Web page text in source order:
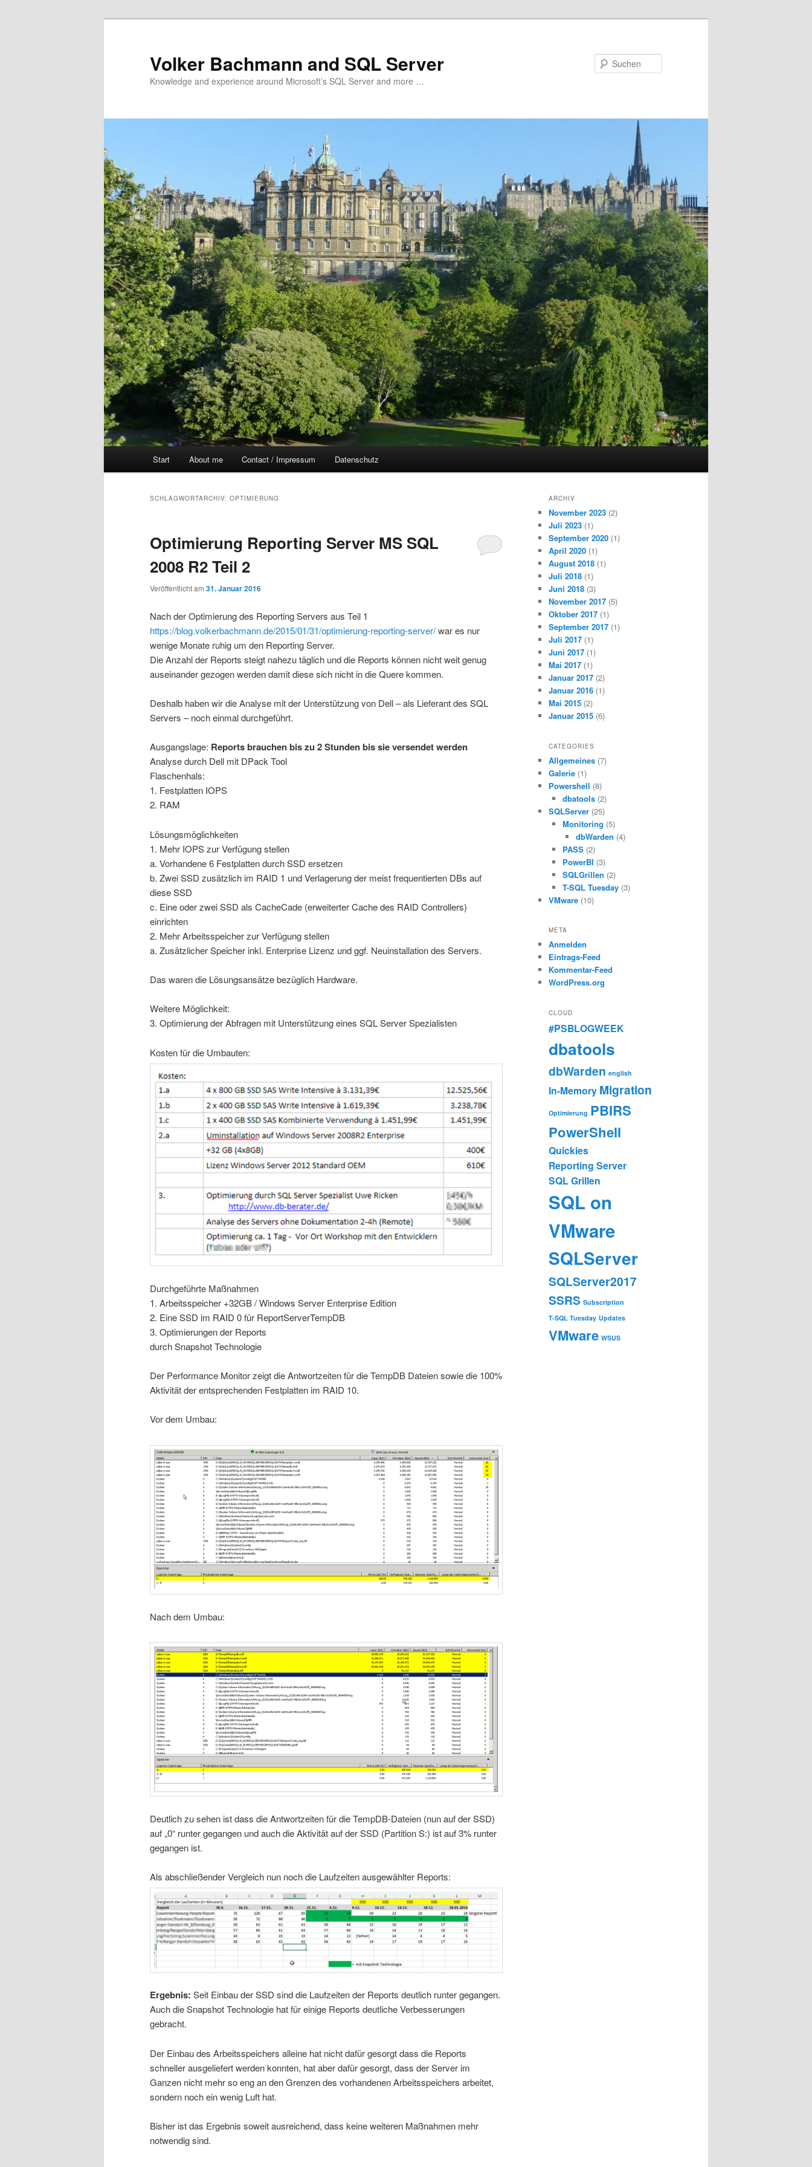
Volker Bachmann and SQL Server
Knowledge and experience around Microsoft’s SQL Server and more …
Start About me Contact / Impressum Datenschutz
SCHLAGWORTARCHIV: OPTIMIERUNG
Optimierung Reporting Server MS SQL
2008 R2 Teil 2
Veröffentlicht am 31. Januar 2016
Nach der Optimierung des Reporting Servers aus Teil 1
https://blog.volkerbachmann.de/2015/01/31/optimierung-reporting-server/war es nur
wenige Monate ruhig um den Reporting Server.
Die Anzahl der Reports steigt nahezu täglich und die Reports können nicht weit genug
auseinander gezogen werden damit diese sich nicht in die Quere kommen.
Deshalb haben wir die Analyse mit der Unterstützung von Dell – als Lieferant des SQL
Servers – noch einmal durchgeführt.
Ausgangslage: Reports brauchen bis zu 2 Stunden bis sie versendet werden
Analyse durch Dell mit DPack Tool
Flaschenhals:
1. Festplatten IOPS
2. RAM
Lösungsmöglichkeiten
1. Mehr IOPS zur Verfügung stellen
a. Vorhandene 6 Festplatten durch SSD ersetzen
b. Zwei SSD zusätzlich im RAID 1 und Verlagerung der meist frequentierten DBs auf
diese SSD
c. Eine oder zwei SSD als CacheCade (erweiterter Cache des RAID Controllers)
einrichten
2. Mehr Arbeitsspeicher zur Verfügung stellen
a. Zusätzlicher Speicher inkl. Enterprise Lizenz und ggf. Neuinstallation des Servers.
Das waren die Lösungsansätze bezüglich Hardware.
Weitere Möglichkeit:
3. Optimierung der Abfragen mit Unterstützung eines SQL Server Spezialisten
Kosten für die Umbauten:
Durchgeführte Maßnahmen
1. Arbeitsspeicher +32GB / Windows Server Enterprise Edition
2. Eine SSD im RAID 0 für ReportServerTempDB
3. Optimierungen der Reports
durch Snapshot Technologie
Der Performance Monitor zeigt die Antwortzeiten für die TempDB Dateien sowie die 100%
Aktivität der entsprechenden Festplatten im RAID 10.
Vor dem Umbau:
Nach dem Umbau:
Deutlich zu sehen ist dass die Antwortzeiten für die TempDB-Dateien (nun auf der SSD)
auf „0“ runter gegangen und auch die Aktivität auf der SSD (Partition S:) ist auf 3% runter
gegangen ist.
Als abschließender Vergleich nun noch die Laufzeiten ausgewählter Reports:
Ergebnis: Seit Einbau der SSD sind die Laufzeiten der Reports deutlich runter gegangen.
Auch die Snapshot Technologie hat für einige Reports deutliche Verbesserungen
gebracht.
Der Einbau des Arbeitsspeichers alleine hat nicht dafür gesorgt dass die Reports
schneller ausgeliefert werden konnten, hat aber dafür gesorgt, dass der Server im
Ganzen nicht mehr so eng an den Grenzen des vorhandenen Arbeitsspeichers arbeitet,
sondern noch ein wenig Luft hat.
Bisher ist das Ergebnis soweit ausreichend, dass keine weiteren Maßnahmen mehr
notwendig sind.
ARCHIV
November 2023 (2)
Juli 2023 (1)
September 2020 (1)
April 2020 (1)
August 2018 (1)
Juli 2018 (1)
Juni 2018 (3)
November 2017 (5)
Oktober 2017 (1)
September 2017 (1)
Juli 2017 (1)
Juni 2017 (1)
Mai 2017 (1)
Januar 2017 (2)
Januar 2016 (1)
Mai 2015 (2)
Januar 2015 (6)
CATEGORIES
Allgemeines (7)
Galerie (1)
Powershell (8)
dbatools(2)
SQLServer (25)
Monitoring (5)
dbWarden (4)
PASS(2)
PowerBI (3)
SQLGrillen (2)
T-SQL Tuesday(3)
VMware (10)
META
Anmelden
Eintrags-Feed
Kommentar-Feed
WordPress.org
CLOUD
#PSBLOGWEEK
dbatools
dbWarden english
In-Memory Migration
Optimierung PBIRS
PowerShell
Quickies
Reporting Server
SQL Grillen
SQL on
VMware
SQLServer
SQLServer2017
SSRS Subscription
T-SQL Tuesday Updates
VMware WSUS